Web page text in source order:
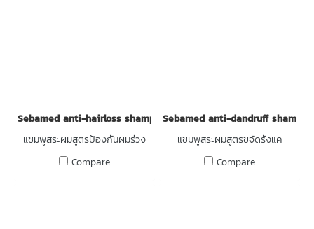
Sebamed anti-hairloss shampoo
แชมพูสระผมสูตรป้องกันผมร่วง
Compare
Sebamed anti-dandruff shampoo
แชมพูสระผมสูตรขจัดรังแค
Compare